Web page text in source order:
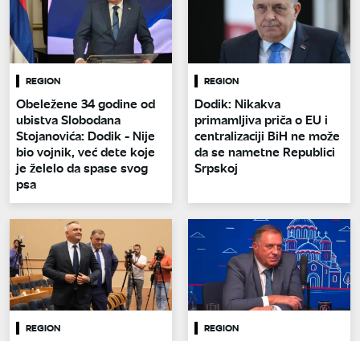
REGION
Obeležene 34 godine od
ubistva Slobodana
Stojanovića: Dodik - Nije
bio vojnik, već dete koje
je želelo da spase svog
psa
REGION
Dodik: Nikakva
primamljiva priča o EU i
centralizaciji BiH ne može
da se nametne Republici
Srpskoj
REGION REGION